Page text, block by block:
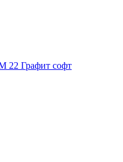
22 Графит софт